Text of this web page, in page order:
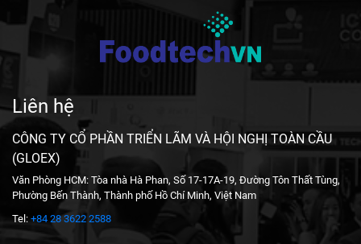
Liên hệ
CÔNG TY CỔ PHẦN TRIỂN LÃM VÀ HỘI NGHỊ TOÀN CẦU
(GLOEX)
Văn Phòng HCM: Tòa nhà Hà Phan, Số 17-17A-19, Đường Tôn Thất Tùng,
Phường Bến Thành, Thành phố Hồ Chí Minh, Việt Nam
Tel: +84 28 3622 2588